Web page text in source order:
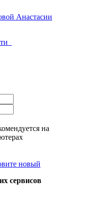
на
новый
сервисов